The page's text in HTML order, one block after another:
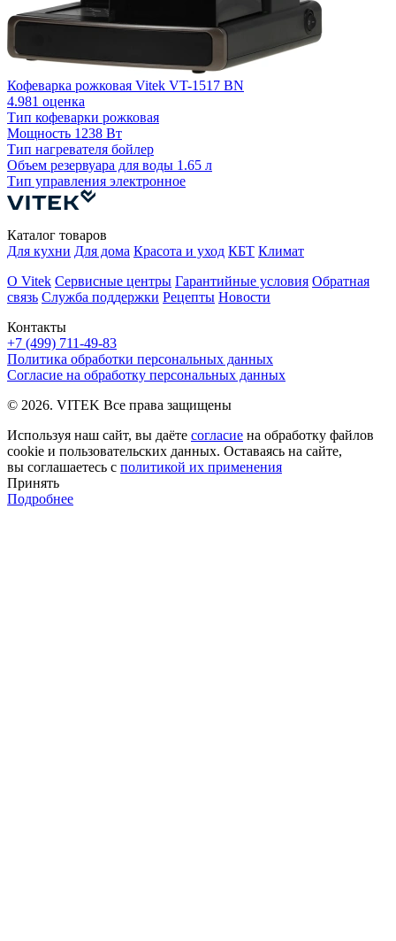
Кофеварка рожковая Vitek VT-1517 BN
4.981 оценка
Тип кофеварки рожковая
Мощность 1238 Вт
Тип нагревателя бойлер
Объем резервуара для воды 1.65 л
Тип управления электронное
Контакты
+7 (499) 711-49-83
Каталог товаров
Для кухни Для дома Красота и уход КБТ Климат
О Vitek Сервисные центры Гарантийные условия Обратная
связь Служба поддержки Рецепты Новости
Политика обработки персональных данных
Согласие на обработку персональных данных
© 2026. VITEK Все права защищены
Используя наш сайт, вы даёте согласие на обработку файлов
cookie и пользовательских данных. Оставаясь на сайте,
вы соглашаетесь с политикой их применения
Принять
Подробнее